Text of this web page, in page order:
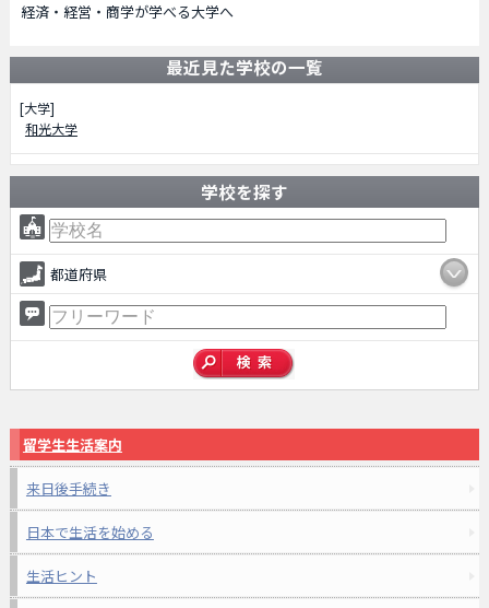
経済・経営・商学が学べる大学へ
最近見た学校の一覧
[大学]
和光大学
学校を探す
都道府県
留学生生活案内
来日後手続き
日本で生活を始める
生活ヒント